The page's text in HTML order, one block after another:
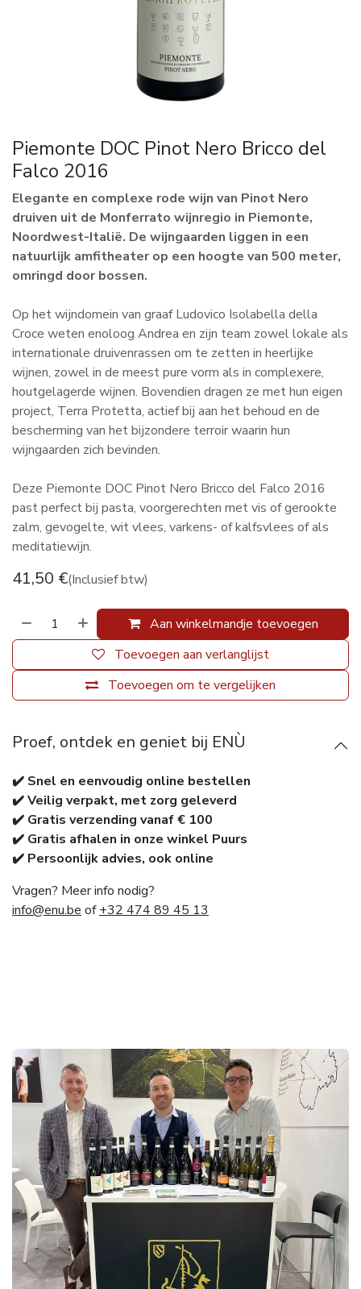
Piemonte DOC Pinot Nero Bricco del
Falco 2016
Elegante en complexe rode wijn van Pinot Nero
druiven uit de Monferrato wijnregio in Piemonte,
Noordwest-Italië. De wijngaarden liggen in een
natuurlijk amfitheater op een hoogte van 500 meter,
omringd door bossen.
Op het wijndomein van graaf Ludovico Isolabella della
Croce weten enoloog Andrea en zijn team zowel lokale als
internationale druivenrassen om te zetten in heerlijke
wijnen, zowel in de meest pure vorm als in complexere,
houtgelagerde wijnen. Bovendien dragen ze met hun eigen
project, Terra Protetta, actief bij aan het behoud en de
bescherming van het bijzondere terroir waarin hun
wijngaarden zich bevinden.
Deze Piemonte DOC Pinot Nero Bricco del Falco 2016
past perfect bij pasta, voorgerechten met vis of gerookte
zalm, gevogelte, wit vlees, varkens- of kalfsvlees of als
meditatiewijn.
41,50 €(Inclusief btw)
Aan winkelmandje toevoegen
Toevoegen om te vergelijken
Toevoegen aan verlanglijst
Proef, ontdek en geniet bij ENÙ
✔️ Snel en eenvoudig online bestellen
✔️ Veilig verpakt, met zorg geleverd
✔️ Gratis verzending vanaf € 100
✔️ Gratis afhalen in onze winkel Puurs
✔️ Persoonlijk advies, ook online
Vragen? Meer info nodig?
info@enu.be of+32 474 89 45 13